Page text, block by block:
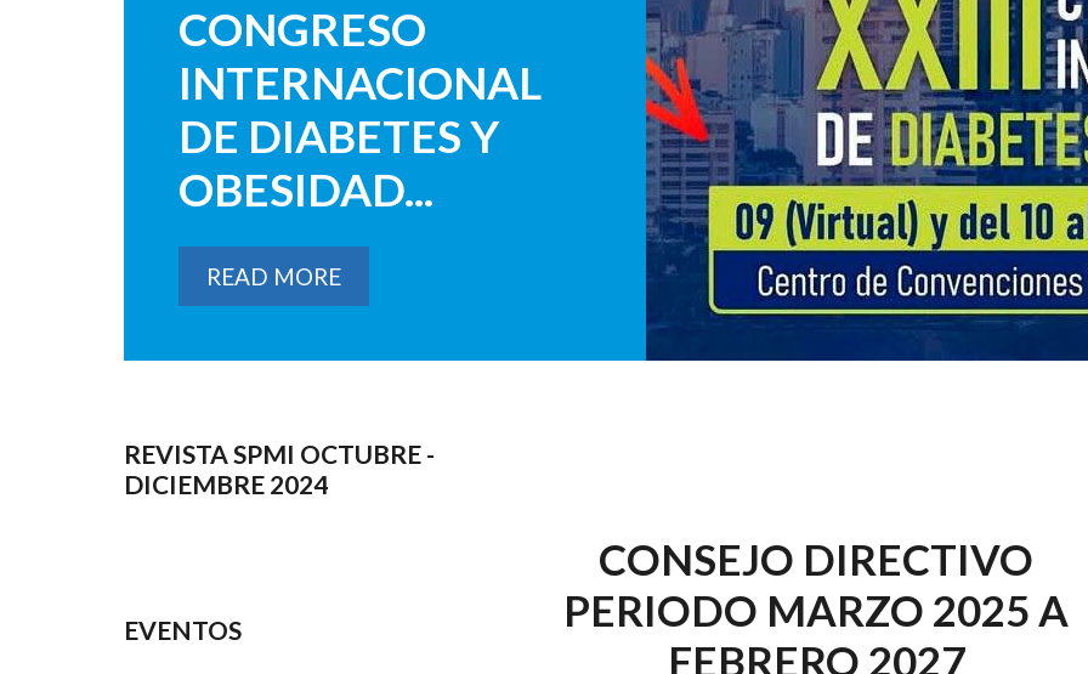
CONGRESO
INTERNACIONAL
DE DIABETES Y
OBESIDAD...
READ MORE
REVISTA SPMI OCTUBRE -
DICIEMBRE 2024
EVENTOS
CONSEJO DIRECTIVO
PERIODO MARZO 2025 A
FEBRERO 2027